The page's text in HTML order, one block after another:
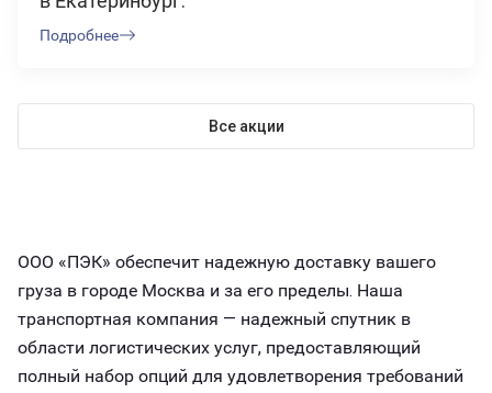
Подробнее
Все акции
ООО «ПЭК» обеспечит надежную доставку вашего
груза в городе Москва и за его пределы. Наша
транспортная компания — надежный спутник в
области логистических услуг, предоставляющий
полный набор опций для удовлетворения требований